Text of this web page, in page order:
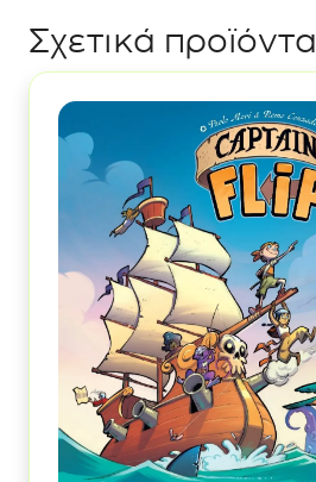
Σχετικά προϊόντα